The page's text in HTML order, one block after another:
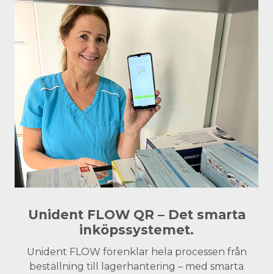
Unident FLOW QR – Det smarta
inköpssystemet.
Unident FLOW förenklar hela processen från
beställning till lagerhantering – med smarta